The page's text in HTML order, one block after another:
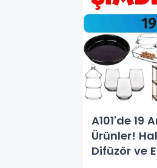
A101'de 19
Ürünler!
Difüzör ve